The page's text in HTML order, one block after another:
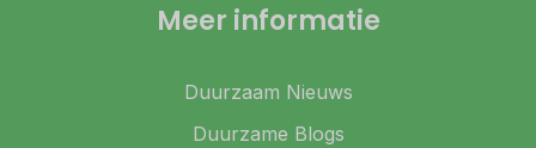
Meer informatie
Duurzaam Nieuws
Duurzame Blogs